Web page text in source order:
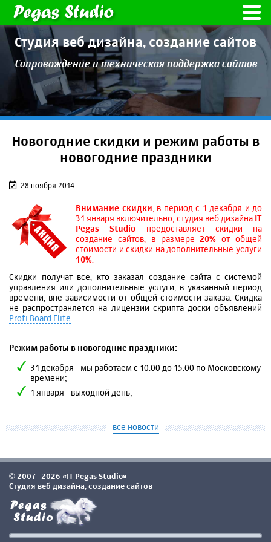
Студия веб дизайна, создание сайтов
Сопровождение и техническая поддержка сайтов
Новогодние скидки и режим работы в
новогодние праздники
28 ноября 2014
Внимание скидки , в период с 1 декабря и до
31 января включительно, студия веб дизайна IT
Pegas Studio предоставляет скидки на
создание сайтов, в размере 20% от общей
стоимости и скидки на дополнительные услуги
10%
Скидки получат все, кто заказал создание сайта с системой
управления или дополнительные услуги, в указанный период
времени, вне зависимости от общей стоимости заказа. Скидка
не распространяется на лицензии скрипта доски объявлений
Profi Board Elite
Режим работы в новогодние праздники:
31 декабря - мы работаем с 10.00 до 15.00 по Московскому
времени;
1 января - выходной день;
все новости
© 2007-2026 «IT Pegas Studio»
Студия веб дизайна, создание сайтов